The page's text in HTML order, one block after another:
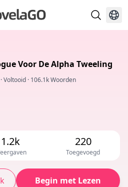
Voor De Alpha Tweeling
·Voltooid · 106.1k Woorden
1.2k 220
Toegevoegd
Begin met Lezen